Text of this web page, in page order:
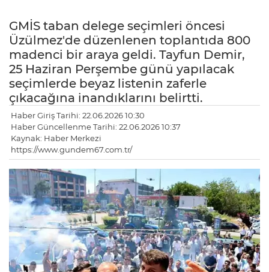
GMİS taban delege seçimleri öncesi
Üzülmez'de düzenlenen toplantıda 800
madenci bir araya geldi. Tayfun Demir,
25 Haziran Perşembe günü yapılacak
seçimlerde beyaz listenin zaferle
çıkacağına inandıklarını belirtti.
Haber Giriş Tarihi: 22.06.2026 10:30
Haber Güncellenme Tarihi: 22.06.2026 10:37
Kaynak: Haber Merkezi
https://www.gundem67.com.tr/